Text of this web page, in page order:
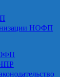
НОФП